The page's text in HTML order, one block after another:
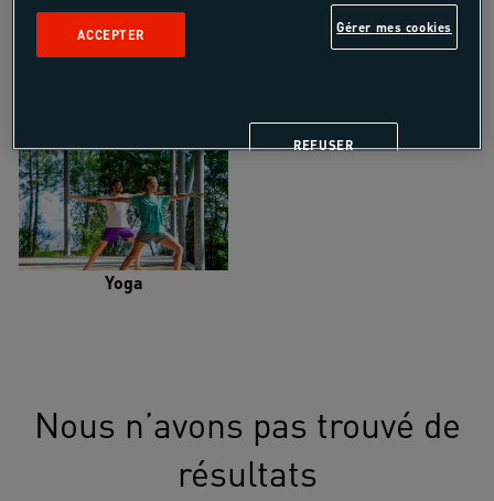
Vélo de randonnée
Yoga
Nous n’avons pas trouvé de
résultats
Gérer mes cookies
REFUSER
ACCEPTER